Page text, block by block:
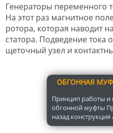
Генераторы переменного
На этот раз магнитное
ротора, которая наводит
статора. Подведение тока
щеточный узел и
ОБГОННАЯ
Принцип работы и
обгонной муфты
назад